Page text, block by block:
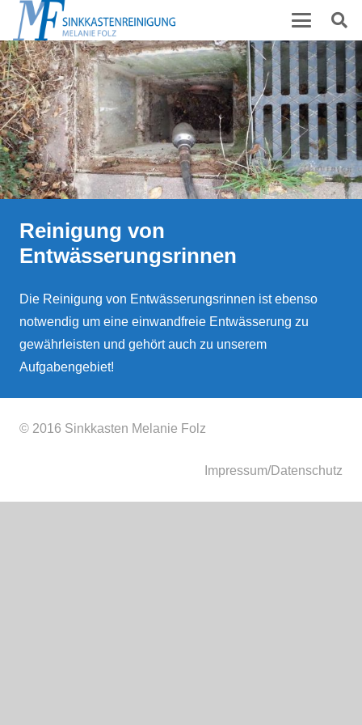
Reinigung von
Entwässerungsrinnen
Die Reinigung von Entwässerungsrinnen ist ebenso
notwendig um eine einwandfreie Entwässerung zu
gewährleisten und gehört auch zu unserem
Aufgabengebiet!
© 2016 Sinkkasten Melanie Folz
Impressum/Datenschutz